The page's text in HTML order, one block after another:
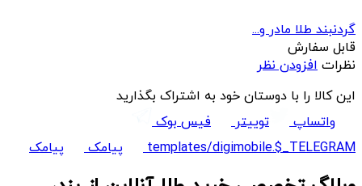
گردنبند طلا مادر و...
قابل سفارش
نظرات افزودن نظر
این کالا را با دوستان خود به اشتراک بگذارید
واتساپ
توییتر
فیس بوک
templates/digimobile.$_TELEGRAM
پیامک پیامک